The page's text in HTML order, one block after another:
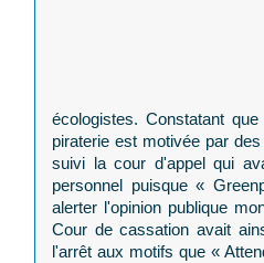
écologistes. Constatant
piraterie est motivée par
suivi la cour d'appel qui
personnel puisque «
alerter l'opinion publique
Cour de cassation avait
l'arrêt aux motifs que «